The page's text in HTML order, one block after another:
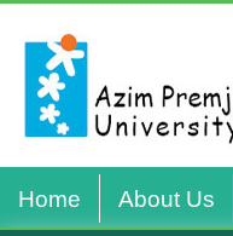
Home About Us